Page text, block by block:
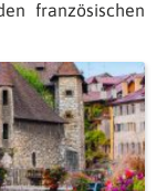
französischen